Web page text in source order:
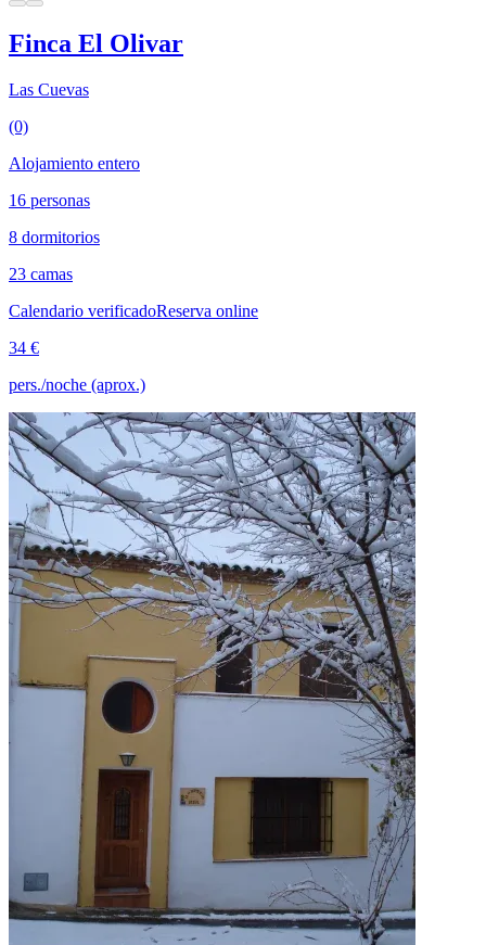
Finca El Olivar
Las Cuevas
(0)
Alojamiento entero
16 personas
8 dormitorios
23 camas
Calendario verificadoReserva online
34 €
pers./noche (aprox.)